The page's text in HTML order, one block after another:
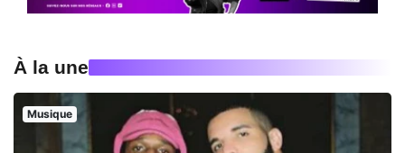
À la une
Musique